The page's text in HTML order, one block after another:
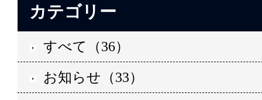
カテゴリー
すべて（36）
お知らせ（33）